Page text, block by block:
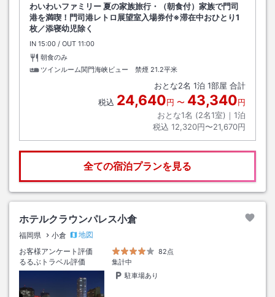
わいわいファミリー 夏の家族旅行・（朝食付）家族で門司
港を満喫！門司港レトロ展望室入場券付※滞在中おひとり1
枚／添寝幼児除く
IN チェックイン
15:00 / OUT チェックアウト
11:00
朝食のみ
ツインルーム関門海峡ビュー 禁煙 21.2平米
おとな2名 1泊 1部屋 合計
税込 24,640円 〜 43,340円
おとな1名 (2名1室)｜ 1泊
税込 12,320円〜21,670円
全ての宿泊プランを見る
ホテルクラウンパレス小倉
福岡県 小倉
地図
お客様アンケート評価
82点
るるぶトラベル評価
集計中
駐車場あり